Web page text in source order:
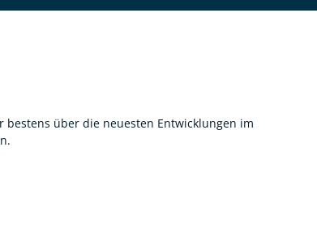
über die neuesten Entwicklungen im